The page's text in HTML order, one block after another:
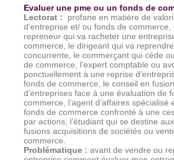
Evaluer une pme ou un fonds de
Lectorat :
profane en matière de
d’entreprise et/ ou fonds de commerce,
repreneur qui va racheter une
commerce, le dirigeant qui va
concurrente, le commerçant qui cède
de commerce, l’expert comptable ou
ponctuellement à une reprise
fonds de commerce, le conseil en
d’entreprises face à une évaluation de
commerce, l’agent d’affaires spécialisé
fonds de commerce confronté à une
par actions, l’étudiant qui se destine
fusions acquisitions de sociétés ou
commerce.
Problématique : avant de vendre ou